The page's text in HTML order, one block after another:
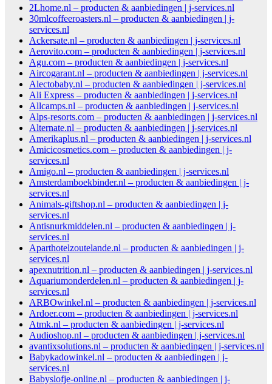
2Lhome.nl – producten & aanbiedingen | j-services.nl
30mlcoffeeroasters.nl – producten & aanbiedingen | j-
services.nl
Ackersate.nl – producten & aanbiedingen | j-services.nl
Aerovito.com – producten & aanbiedingen | j-services.nl
Agu.com – producten & aanbiedingen | j-services.nl
Aircogarant.nl – producten & aanbiedingen | j-services.nl
Alectobaby.nl – producten & aanbiedingen | j-services.nl
Ali Express – producten & aanbiedingen | j-services.nl
Allcamps.nl – producten & aanbiedingen | j-services.nl
Alps-resorts.com – producten & aanbiedingen | j-services.nl
Alternate.nl – producten & aanbiedingen | j-services.nl
Amerikaplus.nl – producten & aanbiedingen | j-services.nl
Amicicosmetics.com – producten & aanbiedingen | j-
services.nl
Amigo.nl – producten & aanbiedingen | j-services.nl
Amsterdamboekbinder.nl – producten & aanbiedingen | j-
services.nl
Animals-giftshop.nl – producten & aanbiedingen | j-
services.nl
Antisnurkmiddelen.nl – producten & aanbiedingen | j-
services.nl
Aparthotelzoutelande.nl – producten & aanbiedingen | j-
services.nl
apexnutrition.nl – producten & aanbiedingen | j-services.nl
Aquariumonderdelen.nl – producten & aanbiedingen | j-
services.nl
ARBOwinkel.nl – producten & aanbiedingen | j-services.nl
Ardoer.com – producten & aanbiedingen | j-services.nl
Atmk.nl – producten & aanbiedingen | j-services.nl
Audioshop.nl – producten & aanbiedingen | j-services.nl
avantixsolutions.nl – producten & aanbiedingen | j-services.nl
Babykadowinkel.nl – producten & aanbiedingen | j-
services.nl
Babyslofje-online.nl – producten & aanbiedingen | j-